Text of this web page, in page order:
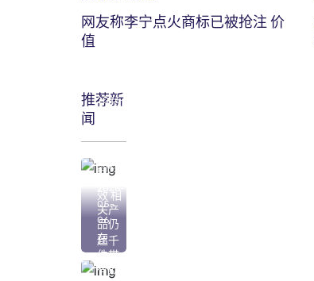
网友称李宁点火商标已被抢注 价
值
推荐新
闻
2026-
商标”
效 相
关产
品仍
在
05-
06
超千
件带
有欺